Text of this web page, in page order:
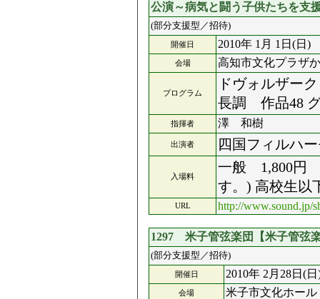
公演～病気と闘う子供たちを支
(部分支援型／招待)
開催日 2010年 1月 1日(日)
会場 高知市文化プラザ
プログラム
ドヴォルザ
長調 作品48
指揮者 澤 和樹
出演者 四国フィルハ
入場料
一般 1,800円 (
す。) 高校生以
URL http://www.sound.jp/
1297 米子管弦楽団【米子管弦
(部分支援型／招待)
開催日 2010年 2月28日(日
会場 米子市文化ホール